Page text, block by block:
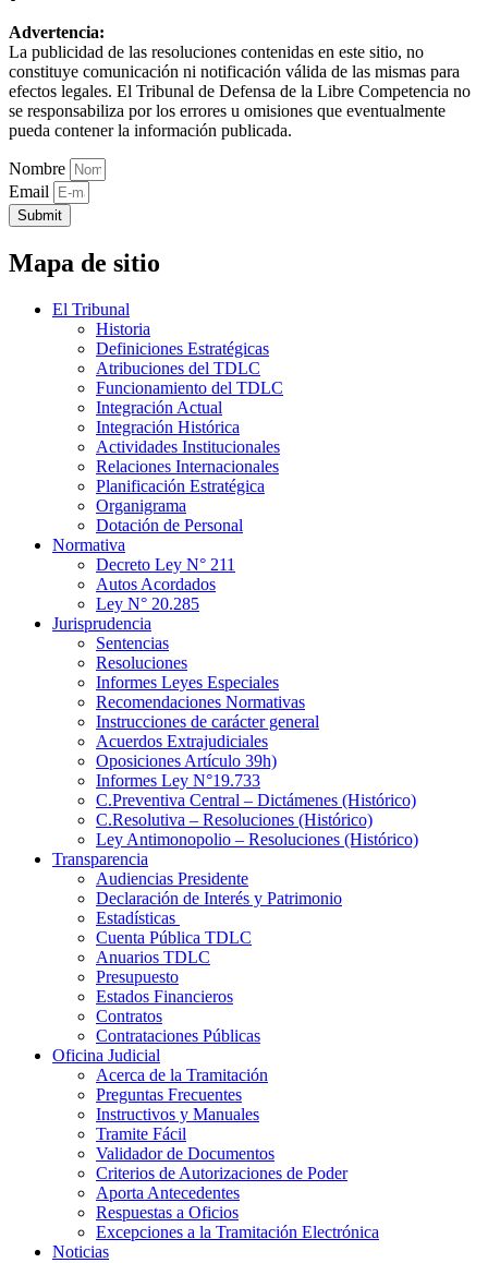
Advertencia:
La publicidad de las resoluciones contenidas en este sitio, no
constituye comunicación ni notificación válida de las mismas para
efectos legales. El Tribunal de Defensa de la Libre Competencia no
se responsabiliza por los errores u omisiones que eventualmente
pueda contener la información publicada.
Nombre
Email
Submit
Mapa de sitio
El Tribunal
Historia
Definiciones Estratégicas
Atribuciones del TDLC
Funcionamiento del TDLC
Integración Actual
Integración Histórica
Actividades Institucionales
Relaciones Internacionales
Planificación Estratégica
Organigrama
Dotación de Personal
Normativa
Decreto Ley N° 211
Autos Acordados
Ley N° 20.285
Jurisprudencia
Sentencias
Resoluciones
Informes Leyes Especiales
Recomendaciones Normativas
Instrucciones de carácter general
Acuerdos Extrajudiciales
Oposiciones Artículo 39h)
Informes Ley N°19.733
C.Preventiva Central – Dictámenes (Histórico)
C.Resolutiva – Resoluciones (Histórico)
Ley Antimonopolio – Resoluciones (Histórico)
Transparencia
Audiencias Presidente
Declaración de Interés y Patrimonio
Estadísticas
Cuenta Pública TDLC
Anuarios TDLC
Presupuesto
Estados Financieros
Contratos
Contrataciones Públicas
Oficina Judicial
Acerca de la Tramitación
Preguntas Frecuentes
Instructivos y Manuales
Tramite Fácil
Validador de Documentos
Criterios de Autorizaciones de Poder
Aporta Antecedentes
Respuestas a Oficios
Excepciones a la Tramitación Electrónica
Noticias